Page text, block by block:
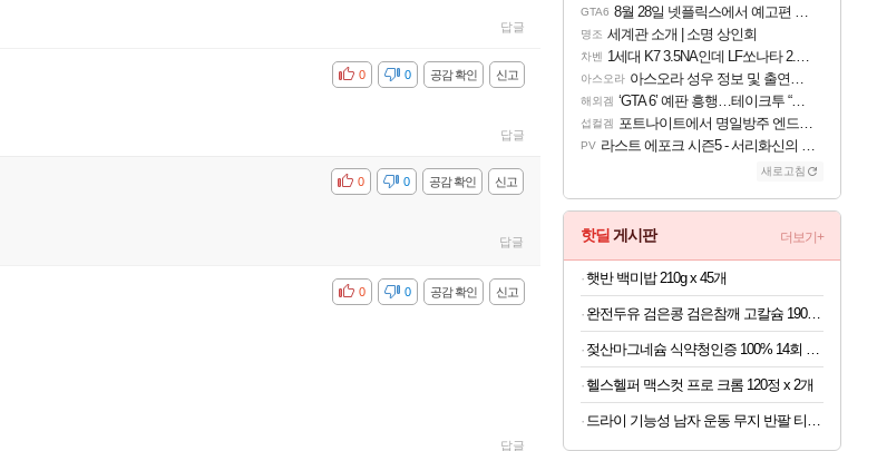
답글
신고
공감 확인
비공감 0
0
답글
신고
공감 확인
비공감 0
0
답글
신고
공감 확인
비공감 0
0
답글
GTA6 8월 28일 넷플릭스에서 예고편 공개 예정
명조 세계관 소개 | 소명 상인회
차벤 1세대 K7 3.5NA인데 LF쏘나타 2.0NA 기변하면 유류비 절약이 얼마나 될까요..?
아스오라 아스오라 성우 정보 및 출연작 모음
해외겜 ‘GTA 6’ 예판 흥행…테이크투 “내부 예상 크게 넘어”
섭컬겜 포트나이트에서 명일방주 엔드필드 [펠리카] 판매 예정
PV 라스트 에포크 시즌5 - 서리화신의 분노 티저
새로고침
핫딜 게시판 더보기+
햇반 백미밥 210g x 45개
완전두유 검은콩 검은참깨 고칼슘 190ml x 60개
헬스헬퍼 맥스컷 프로 크롬 120정 x 2개
드라이 기능성 남자 운동 무지 반팔 티셔츠 빅사이즈